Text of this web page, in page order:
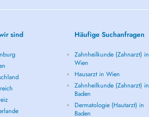
sind Häufige Suchanfragen
Zahnheilkunde (Zahnarzt) in
Wien
Hausarzt in Wien
Zahnheilkunde (Zahnarzt) in
Baden
Dermatologie (Hautarzt) in
Baden